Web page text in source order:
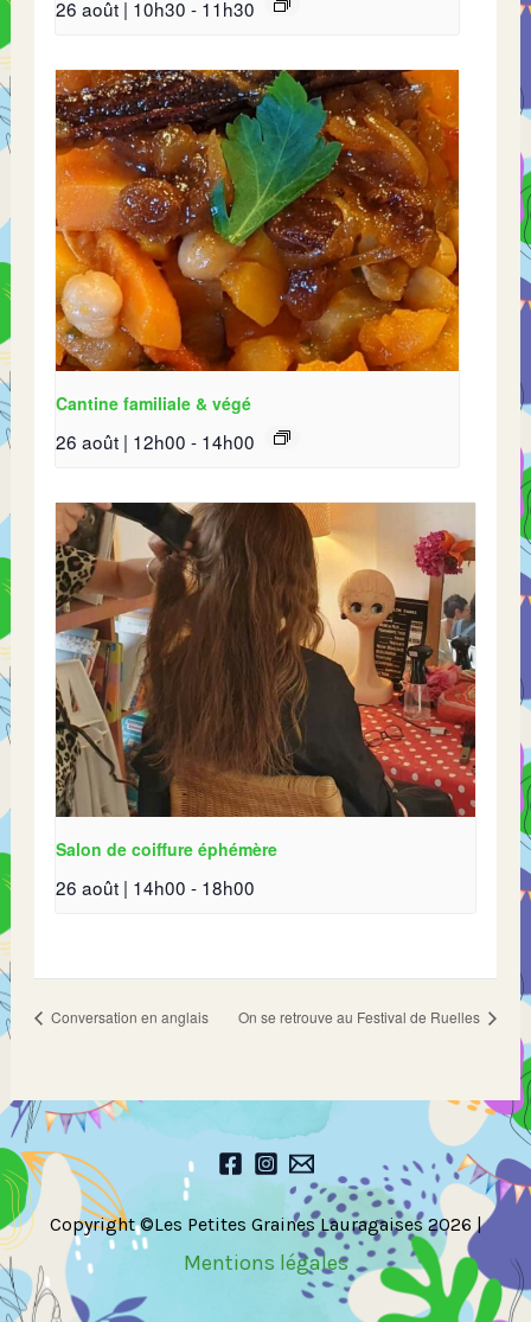
26 août | 10h30 - 11h30
Cantine familiale & végé
26 août | 12h00 - 14h00
Salon de coiffure éphémère
26 août | 14h00 - 18h00
Conversation en anglais On se retrouve au Festival de Ruelles
Copyright ©Les Petites Graines Lauragaises 2026 |
Mentions légales